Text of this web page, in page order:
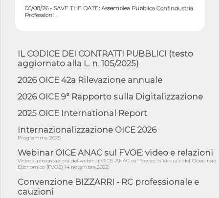
05/08/26 - SAVE THE DATE: Assemblea Pubblica Confindustria
Professioni ...
05/08/26 - Lettera OICE per il bando della Giunta Regionale della
Campa...
04/08/26 - DL PA: previste cancellazioni da elenchi professionisti
per ...
04/08/26 - International Sustainable Buildings Competition -
COP31, An...
04/08/26 - CdS, project financing: progetto di fattibilità da
04/08/26 - Rapporto Anac corruzione 2020-2026: procedimenti
penali per ...
04/08/26 - CdS: partecipazione alla gara non equivale ad
acquiescenza r...
04/08/26 - DL Infrastrutture approvato alla Camera, passa ora al
Senato
IL CODICE DEI CONTRATTI PUBBLICI (testo
aggiornato alla L. n. 105/2025)
2026 OICE 42a Rilevazione annuale
2026 OICE 9° Rapporto sulla Digitalizzazione
2025 OICE International Report
Internazionalizzazione OICE 2026
Programma 2025
Webinar OICE ANAC sul FVOE: video e relazioni
Video e presentazioni del webinar OICE-ANAC sul Fascicolo Virtuale dell'Operatore
Economico (FVOE) 14 novembre 2022
Convenzione BIZZARRI - RC professionale e
cauzioni